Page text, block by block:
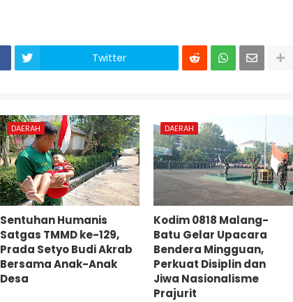
Twitter
DAERAH
Sentuhan Humanis
Satgas TMMD ke-129,
Prada Setyo Budi Akrab
Bersama Anak-Anak
Desa
DAERAH
Kodim 0818 Malang-
Batu Gelar Upacara
Bendera Mingguan,
Perkuat Disiplin dan
Jiwa Nasionalisme
Prajurit